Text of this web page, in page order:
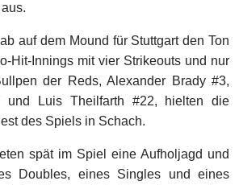
auf dem Mound für Stuttgart den Ton
Hit-Innings mit vier Strikeouts und nur
der Reds, Alexander Brady #3,
und Luis Theilfarth #22, hielten die
des Spiels in Schach.
spät im Spiel eine Aufholjagd und
Doubles, eines Singles und eines